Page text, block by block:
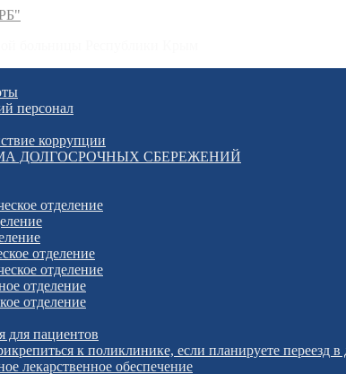
персонал
коррупции
ДОЛГОСРОЧНЫХ СБЕРЕЖЕНИЙ
отделение
отделение
отделение
отделение
отделение
для пациентов
к поликлинике, если планируете переезд в
лекарственное обеспечение